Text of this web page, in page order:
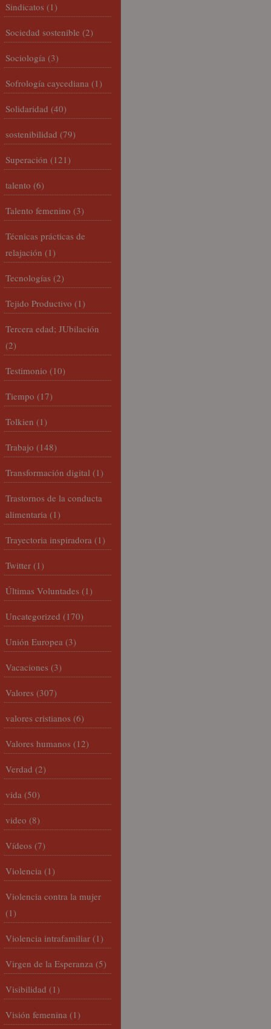
Sindicatos (1)
Sociedad sostenible (2)
Sociología (3)
Sofrología caycediana (1)
Solidaridad (40)
sostenibilidad (79)
Superación (121)
talento (6)
Talento femenino (3)
Técnicas prácticas de
relajación (1)
Tecnologías (2)
Tejido Productivo (1)
Tercera edad; JUbilación
(2)
Testimonio (10)
Tiempo (17)
Tolkien (1)
Trabajo (148)
Transformación digital (1)
Trastornos de la conducta
alimentaria (1)
Trayectoria inspiradora (1)
Twitter (1)
Últimas Voluntades (1)
Uncategorized (170)
Unión Europea (3)
Vacaciones (3)
Valores (307)
valores cristianos (6)
Valores humanos (12)
Verdad (2)
vida (50)
video (8)
Vídeos (7)
Violencia (1)
Violencia contra la mujer
(1)
Violencia intrafamiliar (1)
Virgen de la Esperanza (5)
Visibilidad (1)
Visión femenina (1)